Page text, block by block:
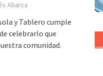
Abarca
y Tablero cumple
celebrarlo que
comunidad.